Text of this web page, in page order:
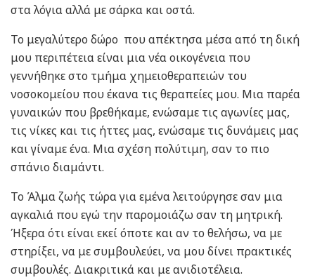
στα λόγια αλλά με σάρκα και οστά.
Το μεγαλύτερο δώρο που απέκτησα μέσα από τη δική
μου περιπέτεια είναι μια νέα οικογένεια που
γεννήθηκε στο τμήμα χημειοθεραπειών του
νοσοκομείου που έκανα τις θεραπείες μου. Μια παρέα
γυναικών που βρεθήκαμε, ενώσαμε τις αγωνίες μας,
τις νίκες και τις ήττες μας, ενώσαμε τις δυνάμεις μας
και γίναμε ένα. Μια σχέση πολύτιμη, σαν το πιο
σπάνιο διαμάντι.
Το Άλμα ζωής τώρα για εμένα λειτούργησε σαν μια
αγκαλιά που εγώ την παρομοιάζω σαν τη μητρική.
Ήξερα ότι είναι εκεί όποτε και αν το θελήσω, να με
στηρίξει, να με συμβουλεύει, να μου δίνει πρακτικές
συμβουλές. Διακριτικά και με ανιδιοτέλεια.